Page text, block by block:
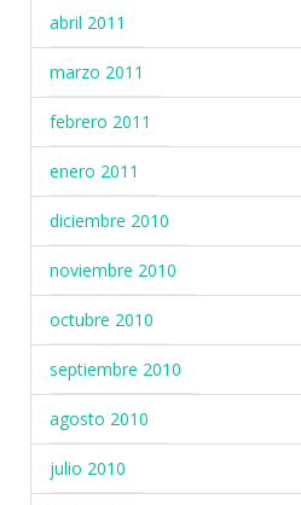
abril 2011
marzo 2011
febrero 2011
enero 2011
diciembre 2010
noviembre 2010
octubre 2010
septiembre 2010
agosto 2010
julio 2010